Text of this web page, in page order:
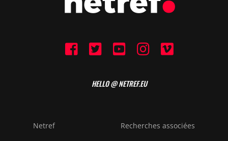
HELLO @ NETREF.EU
Netref Recherches associées